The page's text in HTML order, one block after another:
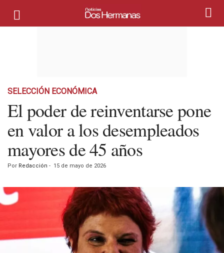
SELECCIÓN ECONÓMICA
El poder de reinventarse pone
en valor a los desempleados
mayores de 45 años
Por Redacción - 15 de mayo de 2026